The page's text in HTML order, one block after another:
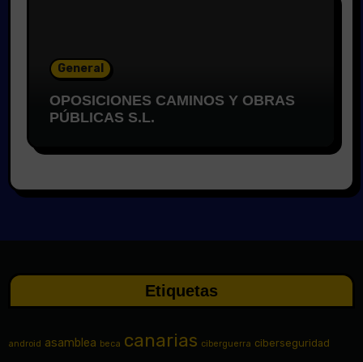
General
OPOSICIONES CAMINOS Y OBRAS
PÚBLICAS S.L.
Etiquetas
android asamblea beca canarias ciberguerra ciberseguridad